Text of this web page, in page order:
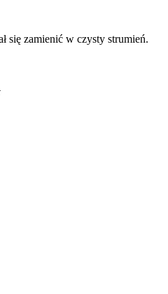
się zamienić w czysty strumień.